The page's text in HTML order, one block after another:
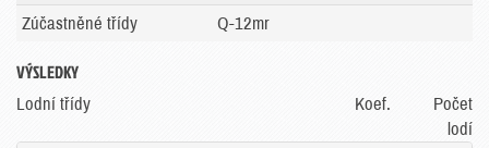
Zúčastněné třídy
Q-12mr
VÝSLEDKY
Lodní třídy Koef.
Počet
lodí